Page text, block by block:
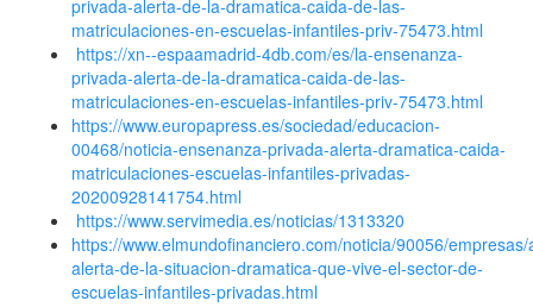
privada-alerta-de-la-dramatica-caida-de-las-
matriculaciones-en-escuelas-infantiles-priv-75473.html
https://xn--espaamadrid-4db.com/es/la-ensenanza-
privada-alerta-de-la-dramatica-caida-de-las-
matriculaciones-en-escuelas-infantiles-priv-75473.html
https://www.europapress.es/sociedad/educacion-
00468/noticia-ensenanza-privada-alerta-dramatica-caida-
matriculaciones-escuelas-infantiles-privadas-
20200928141754.html
https://www.servimedia.es/noticias/1313320
https://www.elmundofinanciero.com/noticia/90056/
alerta-de-la-situacion-dramatica-que-vive-el-sector-de-
escuelas-infantiles-privadas.html